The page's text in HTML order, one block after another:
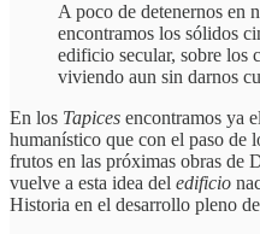
A poco de detenernos en
encontramos los sólidos
edificio secular, sobre los
viviendo aun sin darnos
En los Tapices encontramos ya
humanístico que con el paso de
frutos en las próximas obras de
vuelve a esta idea del edificio
Historia en el desarrollo pleno